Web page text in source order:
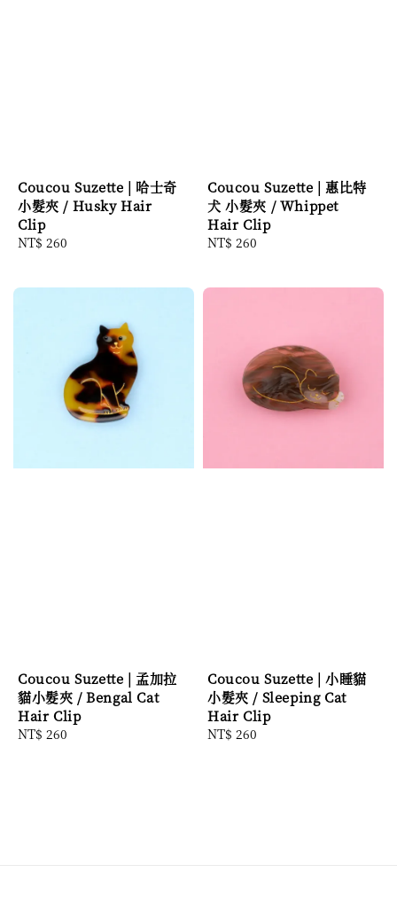
Coucou Suzette | 哈士奇
小髮夾 / Husky Hair
Clip
Regular
NT$ 260
Coucou Suzette | 惠比特
犬 小髮夾 / Whippet
Hair Clip
Regular
NT$ 260
Coucou Suzette | 孟加拉
貓小髮夾 / Bengal Cat
Hair Clip
Regular
NT$ 260
Coucou Suzette | 小睡貓
小髮夾 / Sleeping Cat
Hair Clip
Regular
NT$ 260